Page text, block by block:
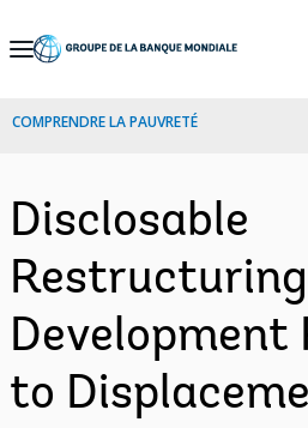
Skip
Navigation
COMPRENDRE LA PAUVRETÉ
Disclosable
Development
to